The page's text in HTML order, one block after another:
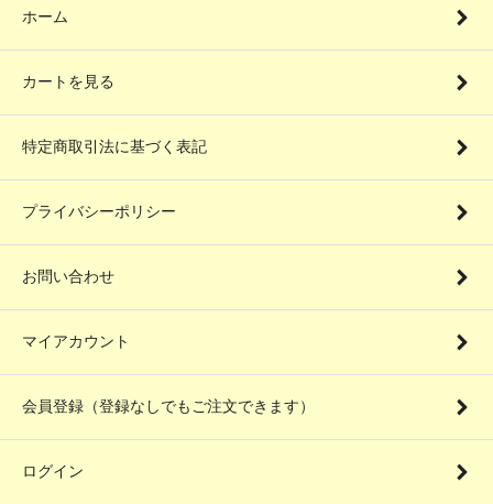
ホーム
カートを見る
特定商取引法に基づく表記
プライバシーポリシー
お問い合わせ
マイアカウント
会員登録（登録なしでもご注文できます）
ログイン